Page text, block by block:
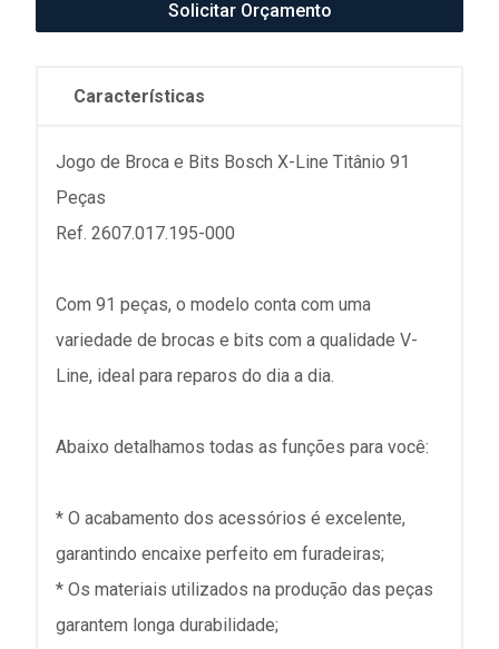
Solicitar Orçamento
Características
Jogo de Broca e Bits Bosch X-Line Titânio 91
Peças
Ref. 2607.017.195-000
Com 91 peças, o modelo conta com uma
variedade de brocas e bits com a qualidade V-
Line, ideal para reparos do dia a dia.
Abaixo detalhamos todas as funções para você:
* O acabamento dos acessórios é excelente,
garantindo encaixe perfeito em furadeiras;
* Os materiais utilizados na produção das peças
garantem longa durabilidade;